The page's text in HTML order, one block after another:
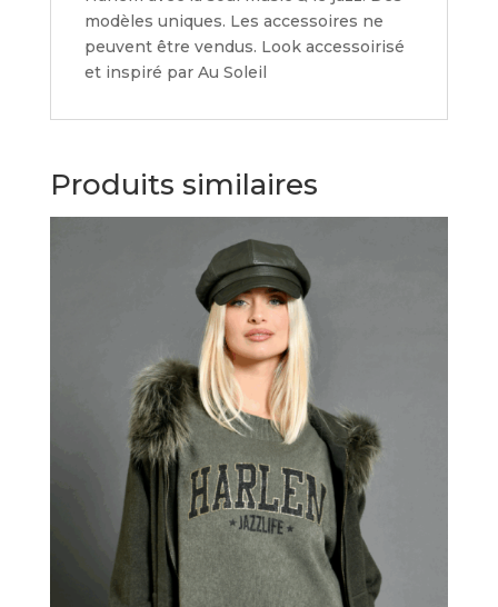
modèles uniques. Les accessoires ne
peuvent être vendus. Look accessoirisé
et inspiré par Au Soleil
Produits similaires